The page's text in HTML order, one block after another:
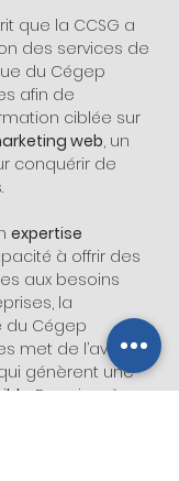
que la CCSG a
des services de
du Cégep
afin de
ciblée sur
web, un
conquérir de
expertise
à offrir des
aux besoins
la
du Cégep
met de l’avant
génèrent une
. Depuis près